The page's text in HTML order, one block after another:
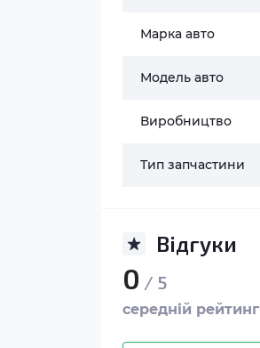
Марка авто
Модель авто
Виробництво
Тип запчастини
Відгуки
0 / 5
середній